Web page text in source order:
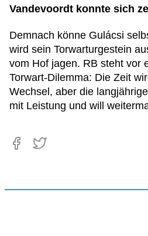
Vandevoordt konnte sich
Demnach könne Gulácsi
wird sein Torwarturgestein
vom Hof jagen. RB steht vor
Torwart-Dilemma: Die Zeit
Wechsel, aber die
mit Leistung und will